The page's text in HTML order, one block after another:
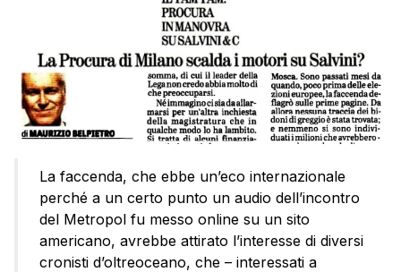
La faccenda, che ebbe un’eco internazionale
perché a un certo punto un audio dell’incontro
del Metropol fu messo online su un sito
americano, avrebbe attirato l’interesse di diversi
cronisti d’oltreoceano, che – interessati a